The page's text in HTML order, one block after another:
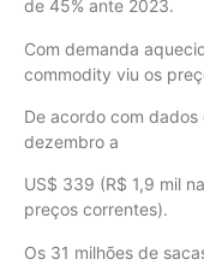
de 45% ante 2023.
Com demanda
commodity viu os
De acordo com
dezembro a
US$ 339 (R$ 1,9 mil
preços correntes).
Os 31 milhões de